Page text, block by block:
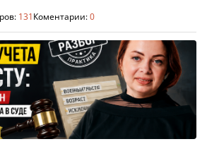
131Коментарии:0